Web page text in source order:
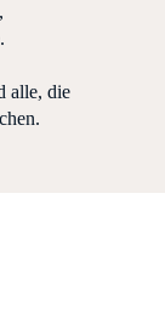
alle, die